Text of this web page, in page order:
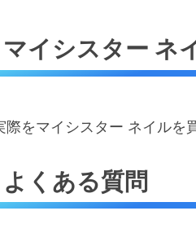
マイシスター ネ
際をマイシスター ネイルを
よくある質問